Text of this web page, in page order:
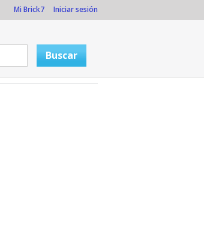
Mi Brick7 Iniciar sesión